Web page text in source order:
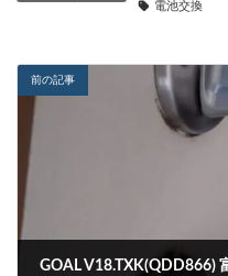
電池交換
前の記事
GOAL V18.TXK(QDD866)